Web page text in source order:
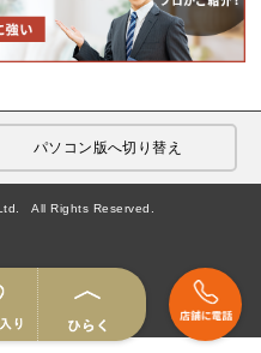
パソコン版へ切り替え
All Rights Reserved.